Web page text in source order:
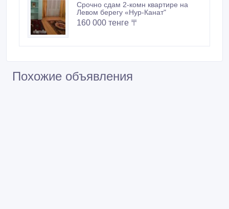
Срочно сдам 2-комн квартирe на
Левом берегу «Нур-Канат"
160 000 тенге 〒
Похожие объявления